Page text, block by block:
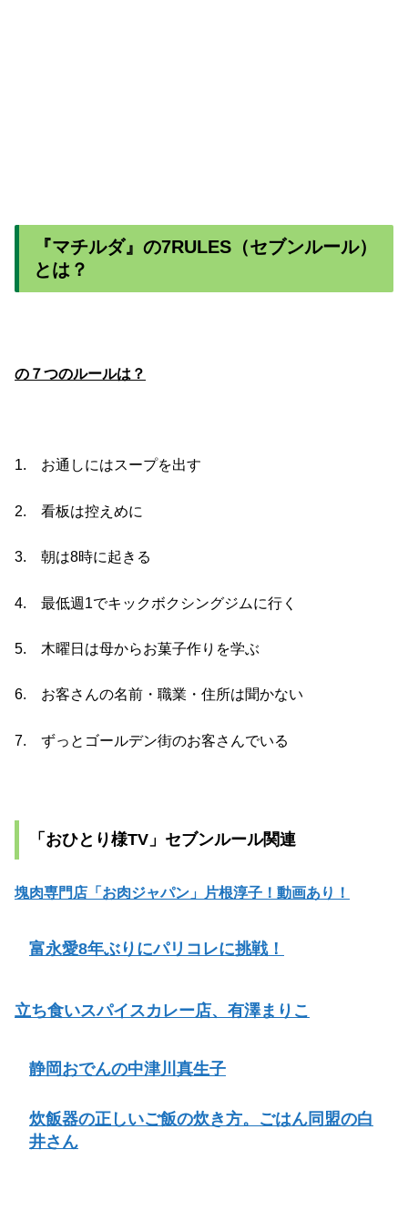
『マチルダ』の7RULES（セブンルール）
とは？
の７つのルールは？
1. お通しにはスープを出す
2. 看板は控えめに
3. 朝は8時に起きる
4. 最低週1でキックボクシングジムに行く
5. 木曜日は母からお菓子作りを学ぶ
6. お客さんの名前・職業・住所は聞かない
7. ずっとゴールデン街のお客さんでいる
「おひとり様TV」セブンルール関連
塊肉専門店「お肉ジャパン」片根淳子！動画あり！
富永愛8年ぶりにパリコレに挑戦！
立ち食いスパイスカレー店、有澤まりこ
静岡おでんの中津川真生子
炊飯器の正しいご飯の炊き方。ごはん同盟の白
井さん